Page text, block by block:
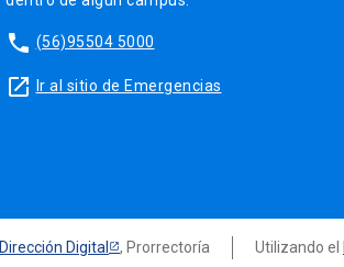
phone (56)95504 5000
launch Ir al sitio de Emergencias
Dirección Digital , Prorrectoría Utilizando el